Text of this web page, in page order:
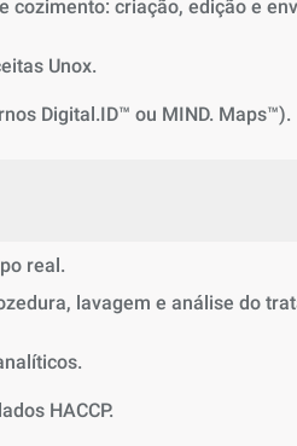
cozimento: criação, edição e
Unox.
Digital.ID™ ou MIND. Maps™).
real.
lavagem e análise do
HACCP.